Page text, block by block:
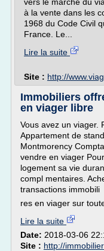
à la vente dans les
1968 du Code Civil
France. Le...
Lire la suite
Site : http://
Immobiliers
en viager libre
Vous avez un viager.
Appartement de
Montmorency
vendre en viager
logement sa vie
compl mentaires.
transactions immobili
res en viager sur
Lire la suite
Date: 2018-03-06
Site : http://